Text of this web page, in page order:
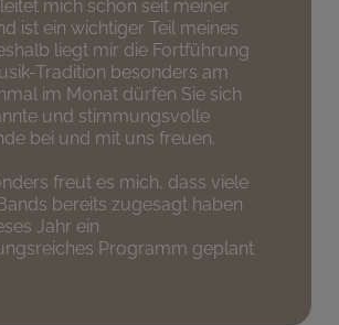
mich schon seit meiner
ist ein wichtiger Teil meines
liegt mir die Fortführung
Tradition besonders am
im Monat dürfen Sie sich
und stimmungsvolle
bei und mit uns freuen.
freut es mich, dass viele
bereits zugesagt haben
Jahr ein
Programm geplant